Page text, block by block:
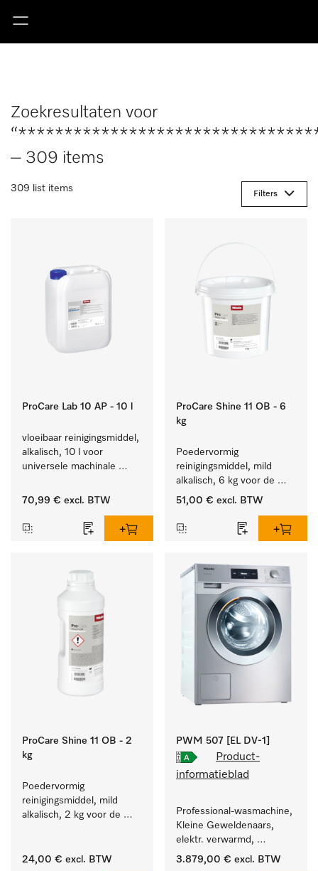
Zoekresultaten voor
– 309 items
309 list items
Filters
ProCare Lab 10 AP - 10 l
vloeibaar reinigingsmiddel,
alkalisch, 10 l voor
universele machinale
laboratoriumglaswerk en -
70,99 € excl. BTW
ProCare Shine 11 OB - 6
kg
Poedervormig
reinigingsmiddel, mild
alkalisch, 6 kg voor de
reiniging van sterk
bestek en glazen.
51,00 € excl. BTW
ProCare Shine 11 OB - 2
kg
Poedervormig
reinigingsmiddel, mild
alkalisch, 2 kg voor de
bestek en glazen.
24,00 € excl. BTW
PWM 507 [EL DV-1]
Product-
informatieblad
Professional-wasmachine,
Kleine Geweldenaars,
elektr. verwarmd,
afvoerklep en
3.879,00 € excl. BTW